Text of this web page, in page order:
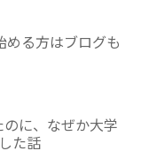
る方はブログも
に、なぜか大学
た話